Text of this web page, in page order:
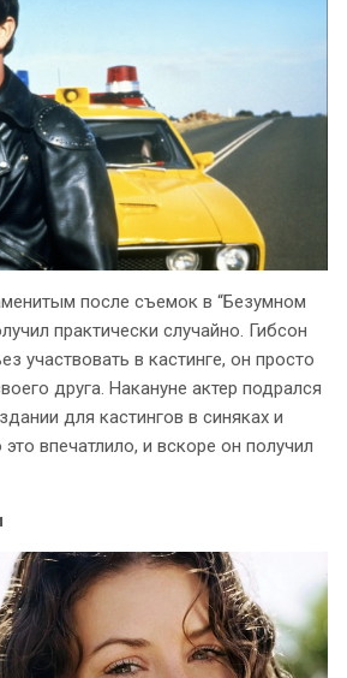
после съемок в “Безумном
практически случайно. Гибсон
участвовать в кастинге, он просто
друга. Накануне актер подрался
для кастингов в синяках и
впечатлило, и вскоре он получил